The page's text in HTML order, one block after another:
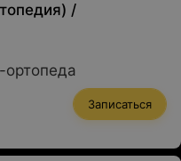
/
ортопеда
Записаться